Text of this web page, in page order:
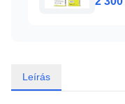
Leírás